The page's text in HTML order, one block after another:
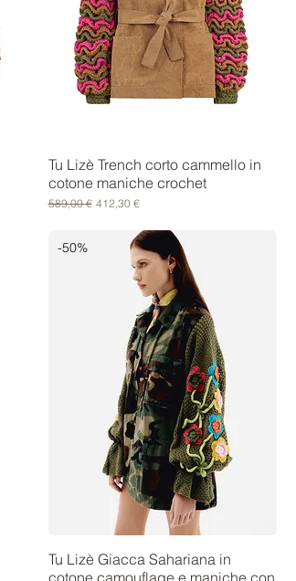
Tu Lizè Trench corto cammello in
cotone maniche crochet
Prezzo regolare
589,00 € Prezzo scontato
412,30 €
-50%
Tu Lizè Giacca Sahariana in